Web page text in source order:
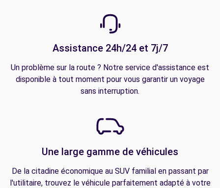
Assistance 24h/24 et 7j/7
Un problème sur la route ? Notre service d'assistance est
disponible à tout moment pour vous garantir un voyage
sans interruption.
Une large gamme de véhicules
De la citadine économique au SUV familial en passant par
l'utilitaire, trouvez le véhicule parfaitement adapté à votre